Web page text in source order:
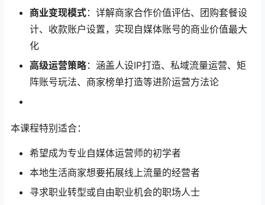
商业变现模式​：详解商家合作价值评估、团购套餐设
计、收款账户设置，实现自媒体账号的商业价值最大
化
高级运营策略​：涵盖人设IP打造、私域流量运营、矩
阵账号玩法、商家榜单打造等进阶运营方法论
本课程特别适合：
希望成为专业自媒体运营师的初学者
本地生活商家想要拓展线上流量的经营者
寻求职业转型或自由职业机会的职场人士